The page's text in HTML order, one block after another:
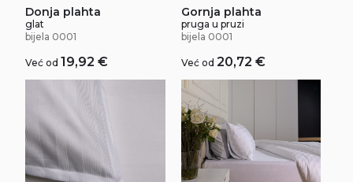
Donja plahta
glat
bijela 0001
Već od 19,92€
Gornja plahta
pruga u pruzi
bijela 0001
Već od 20,72 €